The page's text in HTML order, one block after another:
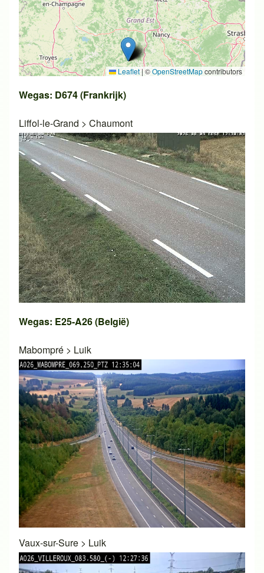
Leaflet| ©OpenStreetMapcontributors
Wegas: D674 (Frankrijk)
Liffol-le-Grand > Chaumont
Wegas: E25-A26 (België)
Mabompré > Luik
Vaux-sur-Sure > Luik